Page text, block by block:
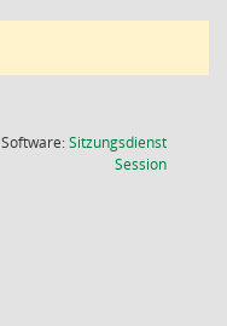
Software:Sitzungsdienst
Session(Wird in